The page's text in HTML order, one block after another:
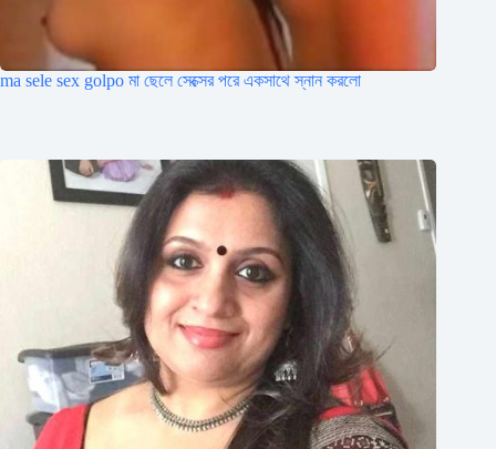
ma sele sex golpo মা ছেলে সেক্সের পরে একসাথে স্নান করলো